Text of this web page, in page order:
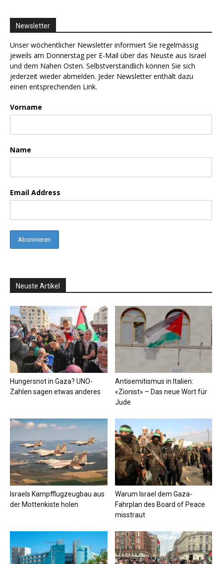
Newsletter
Unser wöchentlicher Newsletter informiert Sie regelmässig
jeweils am Donnerstag per E-Mail über das Neuste aus Israel
und dem Nahen Osten. Selbstverständlich können Sie sich
jederzeit wieder abmelden. Jeder Newsletter enthält dazu
einen entsprechenden Link.
Vorname
Name
Email Address
Neuste Artikel
Hungersnot in Gaza? UNO-
Zahlen sagen etwas anderes
Antisemitismus in Italien:
«Zionist» – Das neue Wort für
Jude
Israels Kampfflugzeugbau aus
der Mottenkiste holen
Warum Israel dem Gaza-
Fahrplan des Board of Peace
misstraut